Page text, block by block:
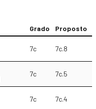
Grado Proposto
7c 7c.8
7c 7c.5
7c 7c.4